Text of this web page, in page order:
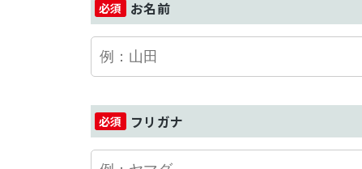
お名前
フリガナ